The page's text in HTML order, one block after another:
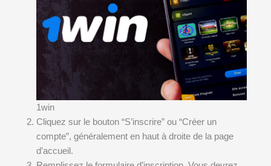
1win
Cliquez sur le bouton “S’inscrire” ou “Créer un
compte”, généralement en haut à droite de la page
d’accueil.